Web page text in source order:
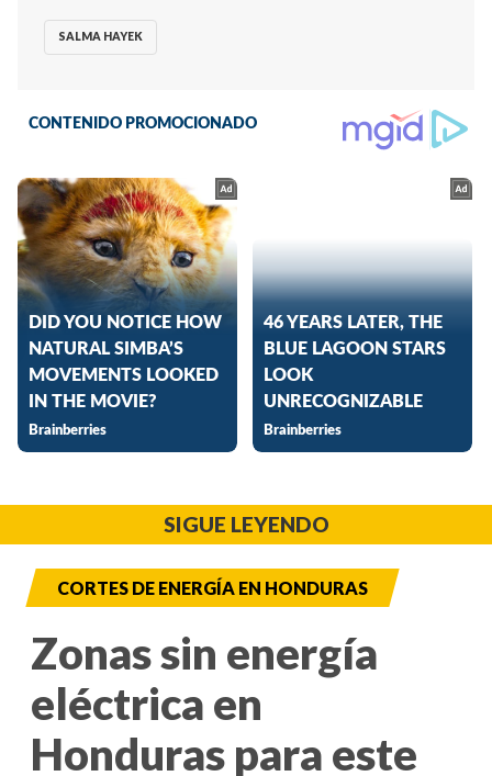
SALMA HAYEK
SIGUE LEYENDO
CORTES DE ENERGÍA EN HONDURAS
Zonas sin energía
eléctrica en
Honduras para este